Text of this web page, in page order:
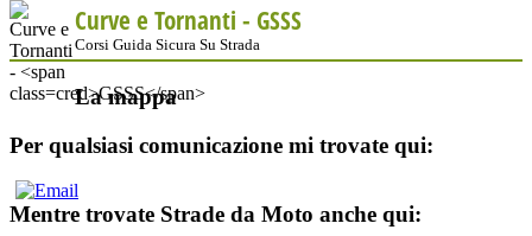
Curve e Tornanti - GSSS
Corsi Guida Sicura Su Strada
La mappa
Per qualsiasi comunicazione mi trovate qui:
Mentre trovate Strade da Moto anche qui: